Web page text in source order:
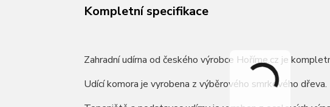
Kompletní specifikace
Zahradní udírna od českého výrobce Hoříme.cz je
Udící komora je vyrobena z výběrového smrkového dřeva.